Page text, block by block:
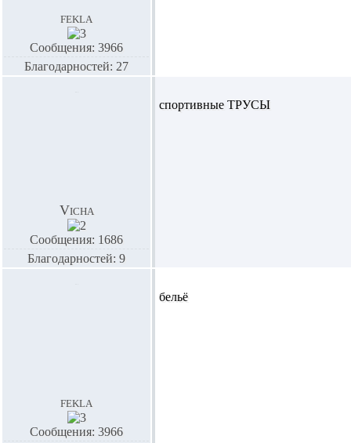
fekla
Сообщения: 3966
Благодарностей: 27
Vicha
Сообщения: 1686
Благодарностей: 9
спортивные ТРУСЫ
fekla
Сообщения: 3966
бельё